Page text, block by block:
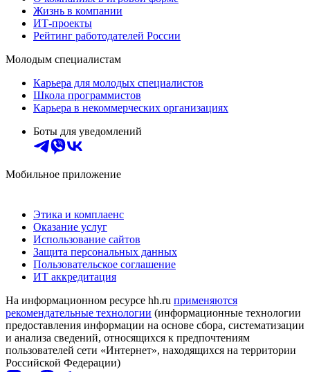
Жизнь в компании
ИТ-проекты
Рейтинг работодателей России
Молодым специалистам
Карьера для молодых специалистов
Школа программистов
Карьера в некоммерческих организациях
Боты для уведомлений
Мобильное приложение
Этика и комплаенс
Оказание услуг
Использование сайтов
Защита персональных данных
Пользовательское соглашение
ИТ аккредитация
На информационном ресурсе hh.ru применяются
рекомендательные технологии (информационные технологии
предоставления информации на основе сбора, систематизации
и анализа сведений, относящихся к предпочтениям
пользователей сети «Интернет», находящихся на территории
Российской Федерации)